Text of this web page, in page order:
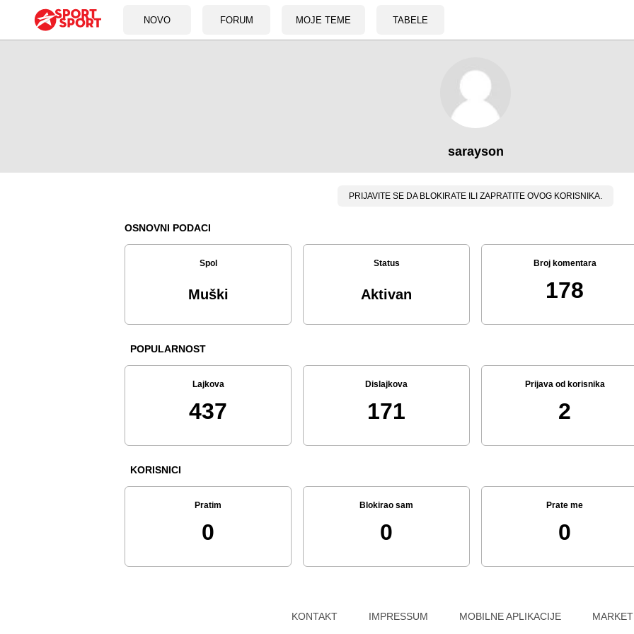
NOVO FORUM MOJE TEME TABELE
sarayson
PRIJAVITE SE DA BLOKIRATE ILI ZAPRATITE OVOG KORISNIKA.
OSNOVNI PODACI
Spol
Muški
Status
Aktivan
Broj komentara
178
POPULARNOST
Lajkova
437
Dislajkova
171
Prijava od korisnika
2
KORISNICI
Pratim
0
Blokirao sam
0
Prate me
0
KONTAKT IMPRESSUM MOBILNE APLIKACIJE